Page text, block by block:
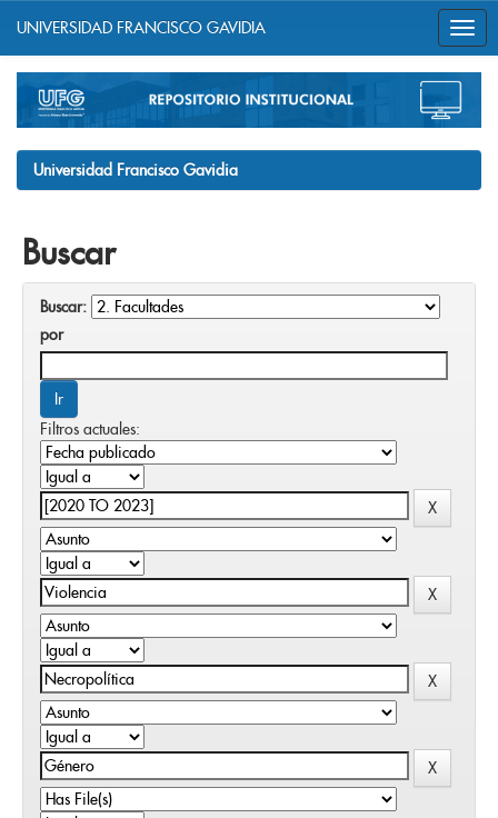
navigation
UNIVERSIDAD FRANCISCO GAVIDIA
Universidad Francisco Gavidia
Buscar
Buscar:
por
Filtros actuales: